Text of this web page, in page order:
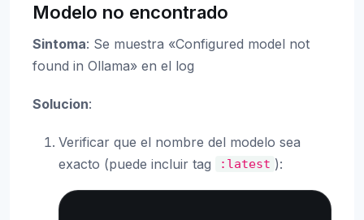
Modelo no encontrado
Sintoma: Se muestra «Configured model not
found in Ollama» en el log
Solucion:
Verificar que el nombre del modelo sea
exacto (puede incluir tag
:latest ):